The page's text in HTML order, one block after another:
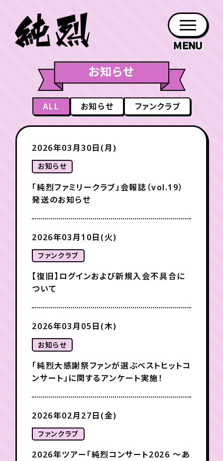
お知らせ
NEWS
日程
SCHEDULE
チケット
TICKET
紹介
PROFILE
作品
DISCOGRAPHY
日記
BLOG
グッズ
GOODS
ホーム
HOME
ファン
クラブ
年会員制ファンクラブ
ログイン
チケット お知らせ
月会員制ファンクラブ
年会員制ファンクラブ
会員登録 ログイン
FC TICKET FC NEWS
月会員制ファンクラブ
お知らせ
ALL お知らせ ファンクラブ
2026年03月30日(月)
お知らせ
「純烈ファミリークラブ」会報誌（vol.19）
発送のお知らせ
2026年03月10日(火)
ファンクラブ
【復旧】ログインおよび新規入会不具合に
ついて
2026年03月05日(木)
お知らせ
「純烈大感謝祭ファンが選ぶベストヒットコ
ンサート」に関するアンケート実施！
2026年02月27日(金)
ファンクラブ
2026年ツアー「純烈コンサート2026 〜あ